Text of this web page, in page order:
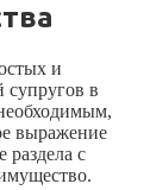
и
супругов в
выражение
раздела с